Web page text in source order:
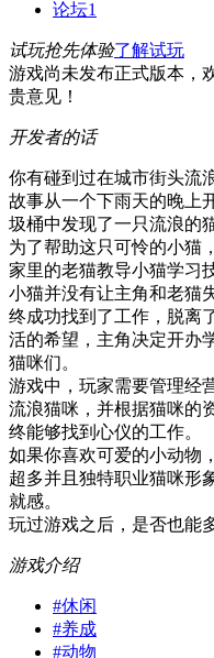
论坛1
试玩抢先体验了解试玩
游戏尚未发布正式版本，
贵意见！
开发者的话
你有碰到过在城市街头流
故事从一个下雨天的晚上
圾桶中发现了一只流浪的
为了帮助这只可怜的小猫
家里的老猫教导小猫学习
小猫并没有让主角和老猫
终成功找到了工作，脱离
活的希望，主角决定开办
猫咪们。
游戏中，玩家需要管理经
流浪猫咪，并根据猫咪的
终能够找到心仪的工作。
如果你喜欢可爱的小动物
超多并且独特职业猫咪形
就感。
玩过游戏之后，是否也能
游戏介绍
#休闲
#养成
#动物